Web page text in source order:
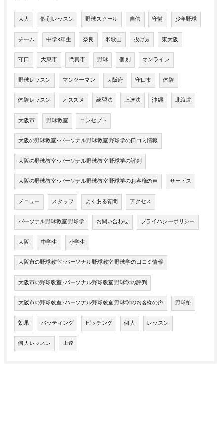
大人 個別レッスン 野球スクール 自信 守備 少年野球
チーム 中学3年生 奈良 和歌山 投げ方 東大阪
守口 大東市 門真市 野球 個別 オンライン
野球レッスン マンツーマン 大阪府 守口市 体験
体験レッスン オススメ 練習法 上達法 沖縄 北海道
大阪市 野球教室 コンセプト
大阪の野球教室･パーソナル野球教室 野球学の口コミ情報
大阪の野球教室･パーソナル野球教室 野球学の評判
大阪の野球教室･パーソナル野球教室 野球学のお客様の声 サービス
メニュー スタッフ よくある質問 アクセス
パーソナル野球教室 野球学 お問い合わせ プライバシーポリシー
大阪 中学生 小学生
大阪市の野球教室･パーソナル野球教室 野球学の口コミ情報
大阪市の野球教室･パーソナル野球教室 野球学の評判
大阪市の野球教室･パーソナル野球教室 野球学のお客様の声 野球塾
効果 バッティング ピッチング 個人 レッスン
個人レッスン 上達